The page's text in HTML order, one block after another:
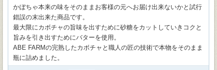
かぼちゃ本来の味をそのままお客様の元へお届け出来ないかと試行
錯誤の末出来た商品です。
最大限にカボチャの旨味を出すために砂糖をカットしていきコクと
旨みを引き出すためにバターを使用。
ABE FARMの完熟したカボチャと職人の匠の技術で本物をそのまま
瓶に詰めました。